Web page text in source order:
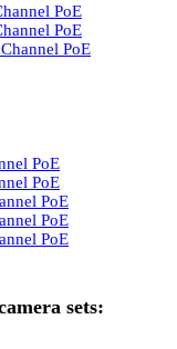
PoE
PoE
PoE
PoE
PoE
PoE
PoE
PoE
sets: